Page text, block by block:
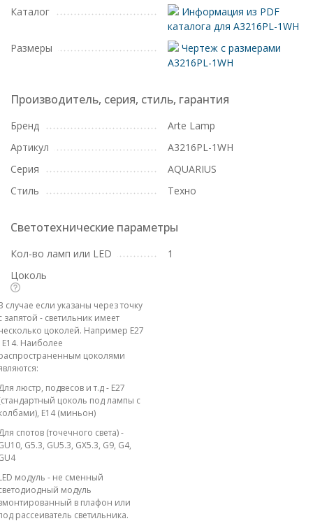
Каталог
Информация из PDF
каталога для A3216PL-1WH
Размеры
Чертеж с размерами
A3216PL-1WH
Производитель, серия, стиль, гарантия
Бренд
Arte Lamp
Артикул
A3216PL-1WH
Серия
AQUARIUS
Стиль
Техно
Светотехнические параметры
Кол-во ламп или LED
1
Цоколь
случае если указаны через точку
запятой - светильник имеет
цоколей. Например E27
E14. Наиболее
цоколями
люстр, подвесов и т.д - E27
цоколь под лампы с
E14 (миньон)
спотов (точечного света) -
G5.3, GU5.3, GX5.3, G9, G4,
модуль - не сменный
модуль
в плафон или
рассеиватель светильника.